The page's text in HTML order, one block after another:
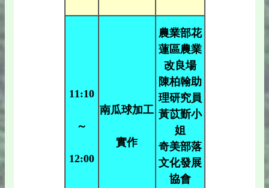
11:10
～
12:00
南瓜球加工
實作
農業部花
蓮區農業
改良場
陳柏翰助
理研究員
黃苡斳小
姐
奇美部落
文化發展
協會